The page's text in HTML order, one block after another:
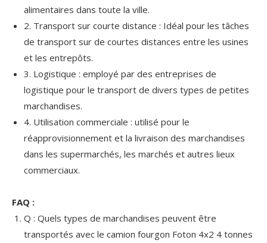
alimentaires dans toute la ville.
2. Transport sur courte distance : Idéal pour les tâches
de transport sur de courtes distances entre les usines
et les entrepôts.
3. Logistique : employé par des entreprises de
logistique pour le transport de divers types de petites
marchandises.
4. Utilisation commerciale : utilisé pour le
réapprovisionnement et la livraison des marchandises
dans les supermarchés, les marchés et autres lieux
commerciaux.
FAQ :
Q : Quels types de marchandises peuvent être
transportés avec le camion fourgon Foton 4x2 4 tonnes